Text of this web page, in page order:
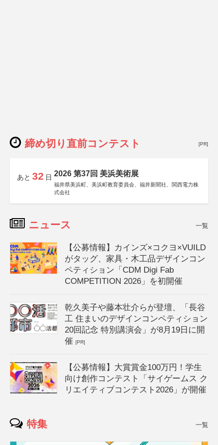
締め切り直前コンテスト [PR]
あと 32 日 2026 第37回 美浜美術展
福井県美浜町、美浜町教育委員会、福井新聞社、関西電力株
式会社
ニュース 一覧
【公募情報】カインズ×コクヨ×VUILD
がタッグ、家具・木工品デザインコン
ペティション「CDM Digi Fab
COMPETITION 2026」を初開催
乾久美子や藤本壮介らが登壇、「長谷
工 住まいのデザインコンペティション
20回記念 特別講演会」が8月19日に開
催[PR]
【公募情報】大賞賞金100万円！学生
向け創作コンテスト「サイゲームス ク
リエイティブコンテスト2026」が開催
特集 一覧